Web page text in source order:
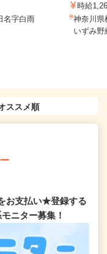
名字白雨
時給
神奈川県
いずみ
お支払い★登録する
ニター募集！